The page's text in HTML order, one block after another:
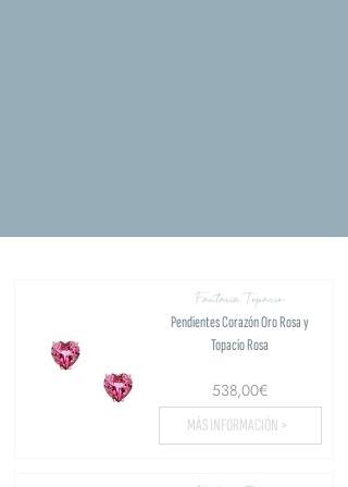
Fantasía Topacio
Pendientes Corazón Oro Rosa y
Topacio Rosa
538,00€
MÁS INFORMACIÓN >